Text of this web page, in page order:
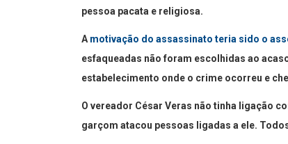
pessoa pacata e religiosa.
A motivação do assassinato teria sido o
esfaqueadas não foram escolhidas ao
estabelecimento onde o crime ocorreu e
O vereador César Veras não tinha ligação
garçom atacou pessoas ligadas a ele.